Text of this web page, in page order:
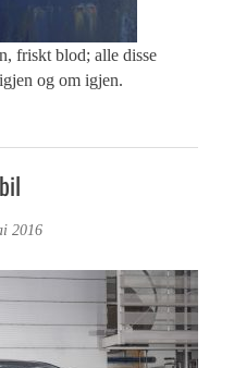
friskt blod; alle disse
og om igjen.
2016